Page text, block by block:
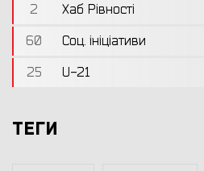
2
Хаб Рівності
60
Соц. ініціативи
25
U-21
ТЕГИ